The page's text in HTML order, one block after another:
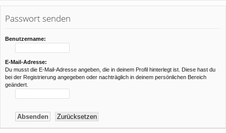
de
r
el
rie
Passwort senden
Benutzername:
E-Mail-Adresse:
Du musst die E-Mail-Adresse angeben, die in deinem Profil hinterlegt ist. Diese hast du
bei der Registrierung angegeben oder nachträglich in deinem persönlichen Bereich
geändert.